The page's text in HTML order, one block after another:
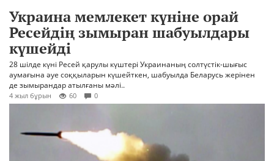
Украина мемлекет күніне орай
Ресейдің зымыран шабуылдары
күшейді
28 шілде күні Ресей қарулы күштері Украинаның солтүстік-шығыс
аумағына әуе соққыларын күшейткен, шабуылда Беларусь жерінен
де зымырандар атылғаны мәлі..
4 жыл бұрын 60 0